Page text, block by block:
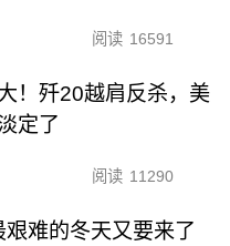
阅读 16591
！歼20越肩反杀，美
定了
阅读 11290
难的冬天又要来了